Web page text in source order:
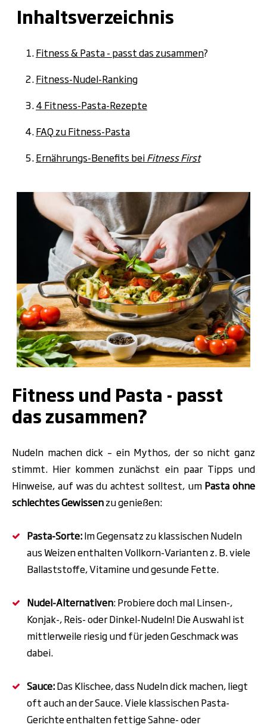
Inhaltsverzeichnis
Fitness & Pasta - passt das zusammen?
Fitness-Nudel-Ranking
4 Fitness-Pasta-Rezepte
FAQ zuFitness-Pasta
Ernährungs-Benefits beiFitness First
Fitness und Pasta - passt
das zusammen?
Nudeln machen dick – ein Mythos, der so nicht ganz
stimmt. Hier kommen zunächst ein paar Tipps und
Hinweise, auf was du achtest solltest, um Pasta ohne
schlechtes Gewissenzu genießen:
Pasta-Sorte:Im Gegensatz zu klassischen Nudeln
aus Weizen enthalten Vollkorn-Varianten z. B. viele
Ballaststoffe, Vitamine und gesunde Fette.
Nudel-Alternativen: Probiere doch mal Linsen-,
Konjak-, Reis- oder Dinkel-Nudeln! Die Auswahl ist
mittlerweile riesig und für jeden Geschmack was
dabei.
Sauce:Das Klischee, dass Nudeln dick machen, liegt
oft auch an derSauce.Viele klassischen Pasta-
Gerichte enthalten fettige Sahne- oder